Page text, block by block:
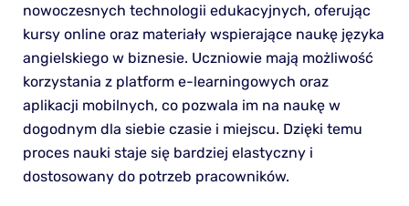
nowoczesnych technologii edukacyjnych, oferując
kursy online oraz materiały wspierające naukę języka
angielskiego w biznesie. Uczniowie mają możliwość
korzystania z platform e-learningowych oraz
aplikacji mobilnych, co pozwala im na naukę w
dogodnym dla siebie czasie i miejscu. Dzięki temu
proces nauki staje się bardziej elastyczny i
dostosowany do potrzeb pracowników.